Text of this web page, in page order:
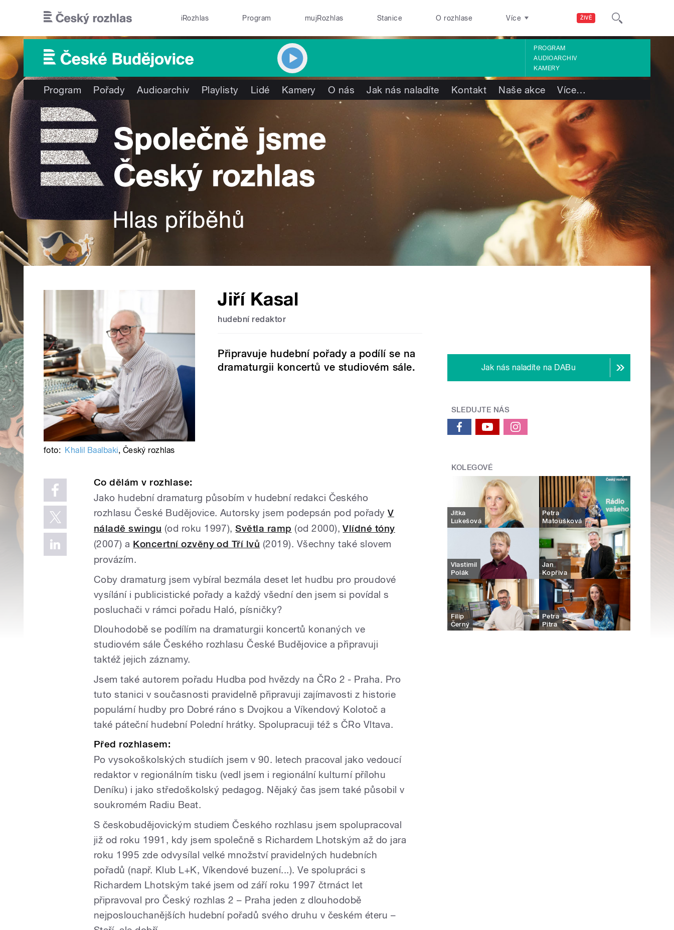
ŽIVĚ
iRozhlas Program mujRozhlas Stanice O rozhlase Více
PROGRAM
AUDIOARCHIV
KAMERY
Program Pořady Audioarchiv Playlisty Lidé Kamery O nás Jak nás naladíte Kontakt Naše akce Více…
Jiří Kasal
hudební redaktor
Připravuje hudební pořady a podílí se na
dramaturgii koncertů ve studiovém sále.
foto: Khalil Baalbaki, Český rozhlas
Co dělám v rozhlase:
Jako hudební dramaturg působím v hudební redakci Českého
rozhlasu České Budějovice. Autorsky jsem podepsán pod pořadyV
náladě swingu (od roku 1997),Světla ramp (od 2000),Vlídné tóny
(2007) a Koncertní ozvěny od Tří lvů (2019). Všechny také slovem
provázím.
Coby dramaturg jsem vybíral bezmála deset let hudbu pro proudové
vysílání i publicistické pořady a každý všední den jsem si povídal s
posluchači v rámci pořadu Haló, písničky?
Dlouhodobě se podílím na dramaturgii koncertů konaných ve
studiovém sále Českého rozhlasu České Budějovice a připravuji
taktéž jejich záznamy.
Jsem také autorem pořadu Hudba pod hvězdy na ČRo 2 - Praha. Pro
tuto stanici v současnosti pravidelně připravuji zajímavosti z historie
populární hudby pro Dobré ráno s Dvojkou a Víkendový Kolotoč a
také páteční hudební Polední hrátky. Spolupracuji též s ČRo Vltava.
Před rozhlasem:
Po vysokoškolských studiích jsem v 90. letech pracoval jako vedoucí
redaktor v regionálním tisku (vedl jsem i regionální kulturní přílohu
Deníku) i jako středoškolský pedagog. Nějaký čas jsem také působil v
soukromém Radiu Beat.
S českobudějovickým studiem Českého rozhlasu jsem spolupracoval
již od roku 1991, kdy jsem společně s Richardem Lhotským až do jara
roku 1995 zde odvysílal velké množství pravidelných hudebních
pořadů (např. Klub L+K, Víkendové buzení...). Ve spolupráci s
Richardem Lhotským také jsem od září roku 1997 čtrnáct let
připravoval pro Český rozhlas 2 – Praha jeden z dlouhodobě
nejposlouchanějších hudební pořadů svého druhu v českém éteru –
Jak nás naladíte na DABu
SLEDUJTE NÁS
KOLEGOVÉ
Jitka
Lukešová
Petra
Matoušková
Vlastimil
Polák
Jan
Kopřiva
Filip
Černý
Petra
Pitra